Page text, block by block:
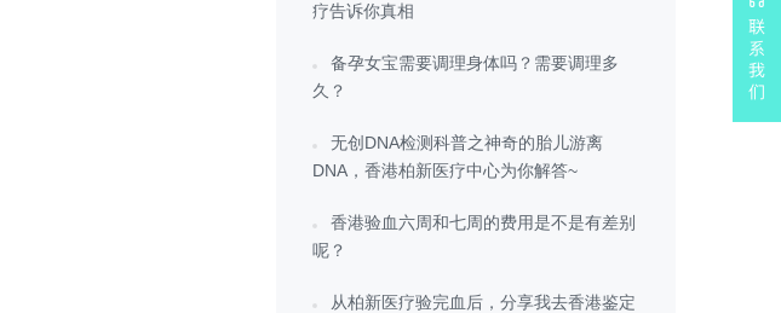
疗告诉你真相
备孕女宝需要调理身体吗？需要调理多
久？
无创DNA检测科普之神奇的胎儿游离
DNA，香港柏新医疗中心为你解答~
香港验血六周和七周的费用是不是有差别
呢？
从柏新医疗验完血后，分享我去香港鉴定